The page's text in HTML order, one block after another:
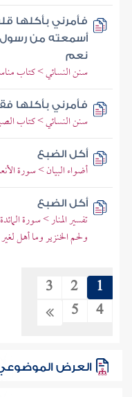
فأمرني بأكلها
أسمعته من رسول
نعم
سنن النسائي > كتاب
فأمرني بأكلها
سنن النسائي > كتاب
أكل الضبع
أضواء البيان > سورة
أكل الضبع
تفسير المنار > سورة
ولحم الخنزير وما أهل لغير
1
2
3
4
5
العرض